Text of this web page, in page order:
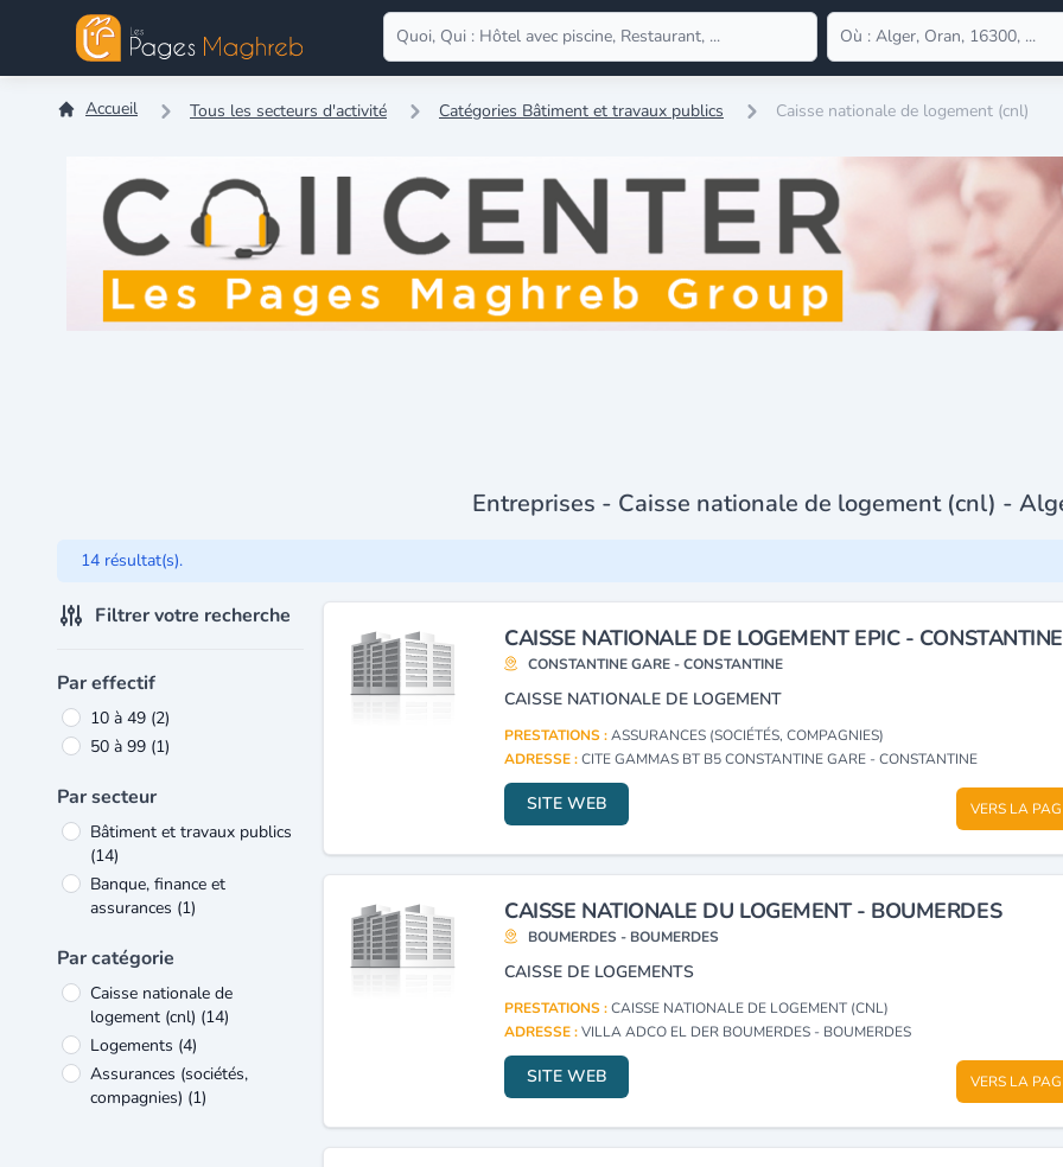
Accueil Tous les secteurs d'activité Catégories Bâtiment et travaux publics Caisse nationale de logement (cnl)
Entreprises - Caisse nationale de logement (cnl) -
14 résultat(s).
Filtrer votre recherche
Par effectif
10 à 49 (2)
50 à 99 (1)
Par secteur
Bâtiment et travaux publics
(14)
Banque, finance et
assurances (1)
Par catégorie
Caisse nationale de
logement (cnl) (14)
Logements (4)
Assurances (sociétés,
compagnies) (1)
CAISSE NATIONALE DE LOGEMENT EPIC - CONSTANTINE
CONSTANTINE GARE - CONSTANTINE
CAISSE NATIONALE DE LOGEMENT
PRESTATIONS :ASSURANCES (SOCIÉTÉS, COMPAGNIES)
ADRESSE :CITE GAMMAS BT B5 CONSTANTINE GARE - CONSTANTINE
SITE WEB VERS LA
CAISSE NATIONALE DU LOGEMENT - BOUMERDES
BOUMERDES - BOUMERDES
CAISSE DE LOGEMENTS
PRESTATIONS :CAISSE NATIONALE DE LOGEMENT (CNL)
ADRESSE :VILLA ADCO EL DER BOUMERDES - BOUMERDES
SITE WEB VERS LA